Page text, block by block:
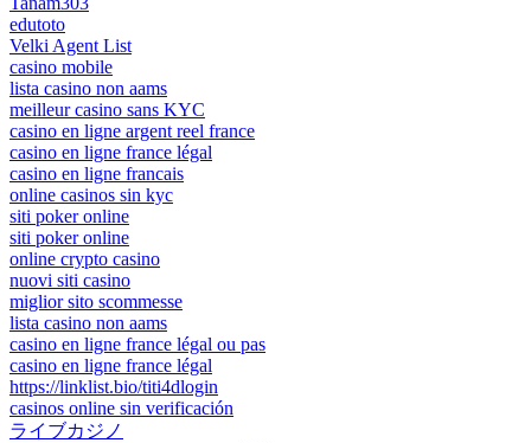
edutoto
Velki Agent List
casino mobile
lista casino non aams
meilleur casino sans KYC
casino en ligne argent reel france
casino en ligne france légal
casino en ligne francais
online casinos sin kyc
siti poker online
siti poker online
online crypto casino
nuovi siti casino
miglior sito scommesse
lista casino non aams
casino en ligne france légal ou pas
casino en ligne france légal
https://linklist.bio/titi4dlogin
casinos online sin verificación
ライブカジノ